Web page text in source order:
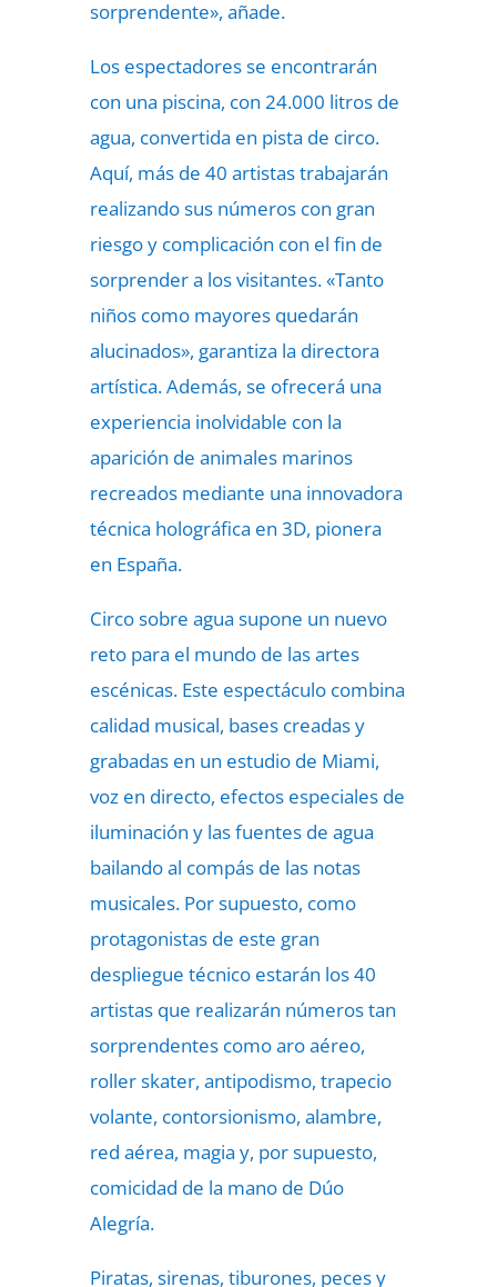
sorprendente», añade.
Los espectadores se encontrarán
con una piscina, con 24.000 litros de
agua, convertida en pista de circo.
Aquí, más de 40 artistas trabajarán
realizando sus números con gran
riesgo y complicación con el fin de
sorprender a los visitantes. «Tanto
niños como mayores quedarán
alucinados», garantiza la directora
artística. Además, se ofrecerá una
experiencia inolvidable con la
aparición de animales marinos
recreados mediante una innovadora
técnica holográfica en 3D, pionera
en España.
Circo sobre agua supone un nuevo
reto para el mundo de las artes
escénicas. Este espectáculo combina
calidad musical, bases creadas y
grabadas en un estudio de Miami,
voz en directo, efectos especiales de
iluminación y las fuentes de agua
bailando al compás de las notas
musicales. Por supuesto, como
protagonistas de este gran
despliegue técnico estarán los 40
artistas que realizarán números tan
sorprendentes como aro aéreo,
roller skater, antipodismo, trapecio
volante, contorsionismo, alambre,
red aérea, magia y, por supuesto,
comicidad de la mano de Dúo
Alegría.
Piratas, sirenas, tiburones, peces y